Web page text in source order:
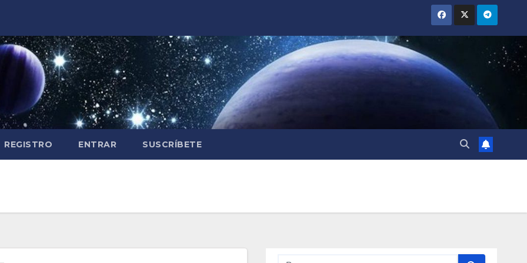
REGISTRO ENTRAR SUSCRÍBETE